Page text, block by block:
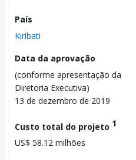
País
Kiribati
Data da aprovação
(conforme apresentação da
Diretoria Executiva)
13 de dezembro de 2019
Custo total do projeto 1
US$ 58.12 milhões